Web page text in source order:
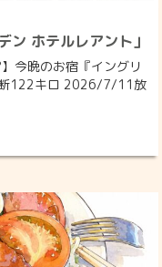
ン ホテルレアント」
今晩のお宿『イングリ
断122キロ 2026/7/11放